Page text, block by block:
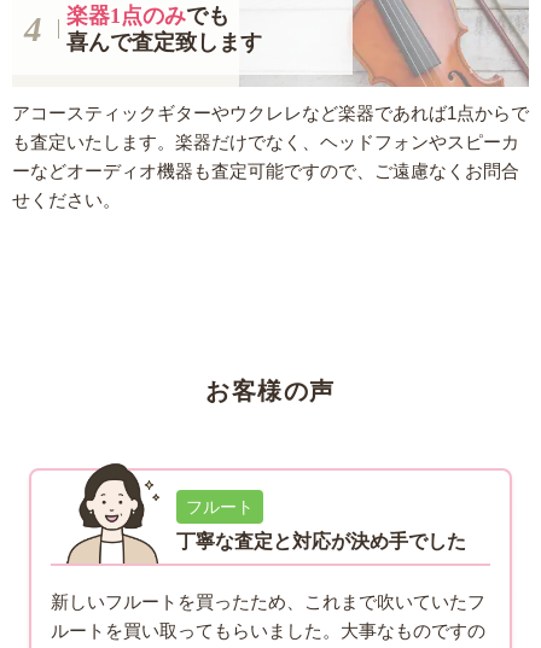
楽器1点のみでも
喜んで査定致します
アコースティックギターやウクレレなど楽器であれば1点からで
も査定いたします。楽器だけでなく、ヘッドフォンやスピーカ
ーなどオーディオ機器も査定可能ですので、ご遠慮なくお問合
せください。
お客様の声
フルート
丁寧な査定と対応が決め手でした
新しいフルートを買ったため、これまで吹いていたフ
ルートを買い取ってもらいました。大事なものですの